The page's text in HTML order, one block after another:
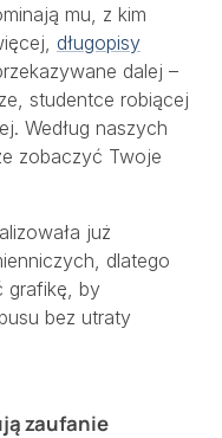
mu, z kim
długopisy
dalej –
studentce robiącej
Według naszych
zobaczyć Twoje
już
dlatego
grafikę, by
bez utraty
zaufanie